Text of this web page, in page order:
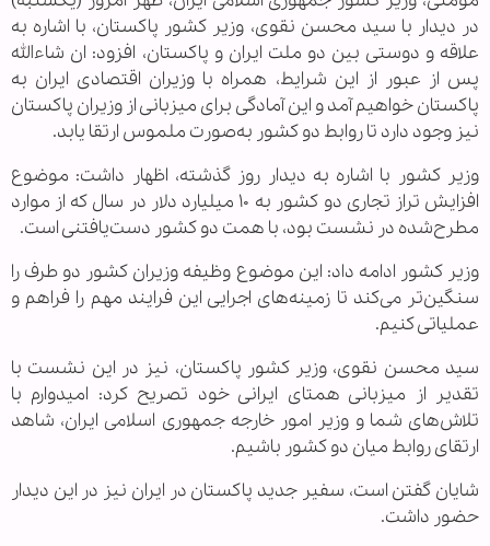
در دیدار با سید محسن نقوی، وزیر کشور پاکستان، با اشاره به
علاقه و دوستی بین دو ملت ایران و پاکستان، افزود: ان شاءالله
پس از عبور از این شرایط، همراه با وزیران اقتصادی ایران به
پاکستان خواهیم آمد و این آمادگی برای میزبانی از وزیران پاکستان
نیز وجود دارد تا روابط دو کشور به‌صورت ملموس ارتقا یابد.
وزیر کشور با اشاره به دیدار روز گذشته، اظهار داشت: موضوع
افزایش تراز تجاری دو کشور به ۱۰ میلیارد دلار در سال که از موارد
مطرح‌شده در نشست بود، با همت دو کشور دست‌یافتنی است.
وزیر کشور ادامه داد: این موضوع وظیفه وزیران کشور دو طرف را
سنگین‌تر می‌کند تا زمینه‌های اجرایی این فرایند مهم را فراهم و
عملیاتی کنیم.
سید محسن نقوی، وزیر کشور پاکستان، نیز در این نشست با
تقدیر از میزبانی همتای ایرانی خود تصریح کرد: امیدوارم با
تلاش‌های شما و وزیر امور خارجه جمهوری اسلامی ایران، شاهد
ارتقای روابط میان دو کشور باشیم.
شایان گفتن است، سفیر جدید پاکستان در ایران نیز در این دیدار
حضور داشت.